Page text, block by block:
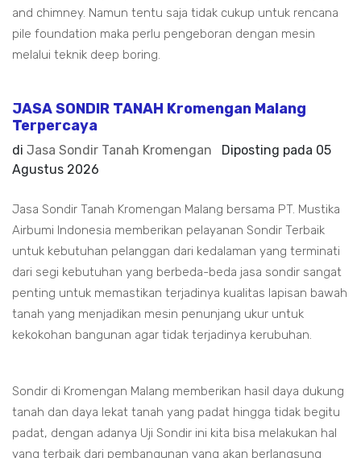
and chimney. Namun tentu saja tidak cukup untuk rencana
pile foundation maka perlu pengeboran dengan mesin
melalui teknik deep boring.
JASA SONDIR TANAH Kromengan Malang
Terpercaya
di Jasa Sondir Tanah Kromengan Diposting pada 05
Agustus 2026
Jasa Sondir Tanah Kromengan Malang bersama PT. Mustika
Airbumi Indonesia memberikan pelayanan Sondir Terbaik
untuk kebutuhan pelanggan dari kedalaman yang terminati
dari segi kebutuhan yang berbeda-beda jasa sondir sangat
penting untuk memastikan terjadinya kualitas lapisan bawah
tanah yang menjadikan mesin penunjang ukur untuk
kekokohan bangunan agar tidak terjadinya kerubuhan.
Sondir di Kromengan Malang memberikan hasil daya dukung
tanah dan daya lekat tanah yang padat hingga tidak begitu
padat, dengan adanya Uji Sondir ini kita bisa melakukan hal
yang terbaik dari pembangunan yang akan berlangsung